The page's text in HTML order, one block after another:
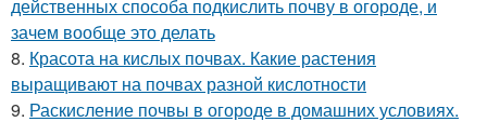
действенных способа подкислить почву в огороде, и
зачем вообще это делать
8. Красота на кислых почвах. Какие растения
выращивают на почвах разной кислотности
9. Раскисление почвы в огороде в домашних условиях.